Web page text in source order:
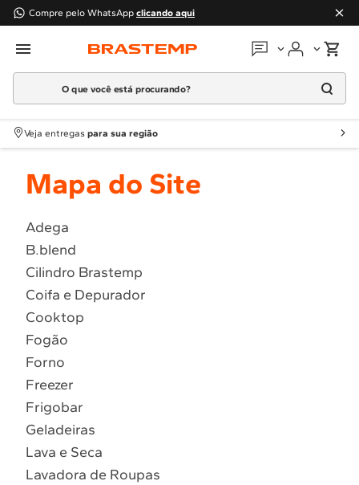
Compre pelo WhatsApp clicando aqui
Em que podemos
Atendimento Brastemp
Localizar assistência técnica
O que você está procurando?
Termos mais buscados
1º Geladeira
2
Fogao
4 º Lava Louça
5 º Cooktop
6º Microondas Brastemp
7º Forno
8º Embutir
9º Lava Seca
Veja entregas para sua região
Mapa do Site
Adega
B.blend
Cilindro Brastemp
Coifa e Depurador
Cooktop
Fogão
Forno
Freezer
Frigobar
Geladeiras
Lava e Seca
Lavadora de Roupas